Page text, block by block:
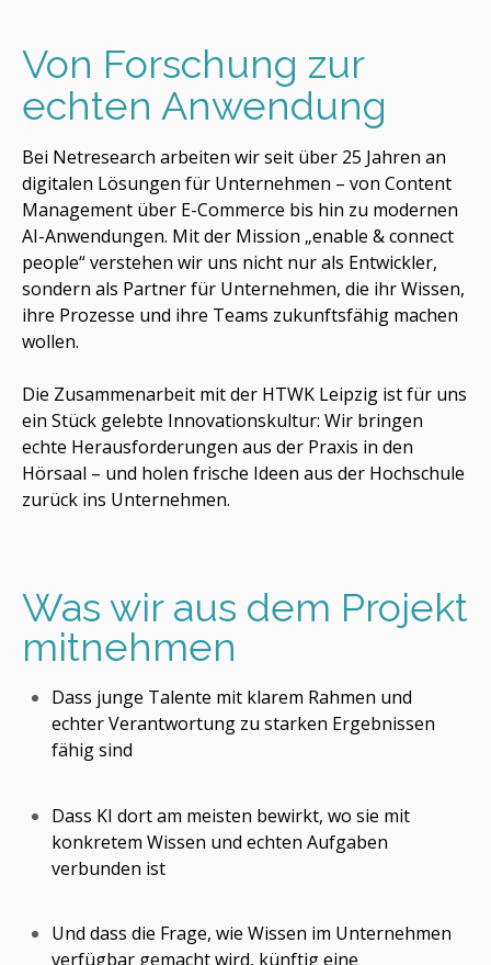
Von Forschung zur
echten Anwendung
Bei Netresearch arbeiten wir seit über 25 Jahren an
digitalen Lösungen für Unternehmen – von Content
Management über E-Commerce bis hin zu modernen
AI-Anwendungen. Mit der Mission „enable & connect
people“ verstehen wir uns nicht nur als Entwickler,
sondern als Partner für Unternehmen, die ihr Wissen,
ihre Prozesse und ihre Teams zukunftsfähig machen
wollen.
Die Zusammenarbeit mit der HTWK Leipzig ist für uns
ein Stück gelebte Innovationskultur: Wir bringen
echte Herausforderungen aus der Praxis in den
Hörsaal – und holen frische Ideen aus der Hochschule
zurück ins Unternehmen.
Was wir aus dem Projekt
mitnehmen
Dass junge Talente mit klarem Rahmen und
echter Verantwortung zu starken Ergebnissen
fähig sind
Dass KI dort am meisten bewirkt, wo sie mit
konkretem Wissen und echten Aufgaben
verbunden ist
Und dass die Frage, wie Wissen im Unternehmen
verfügbar gemacht wird, künftig eine